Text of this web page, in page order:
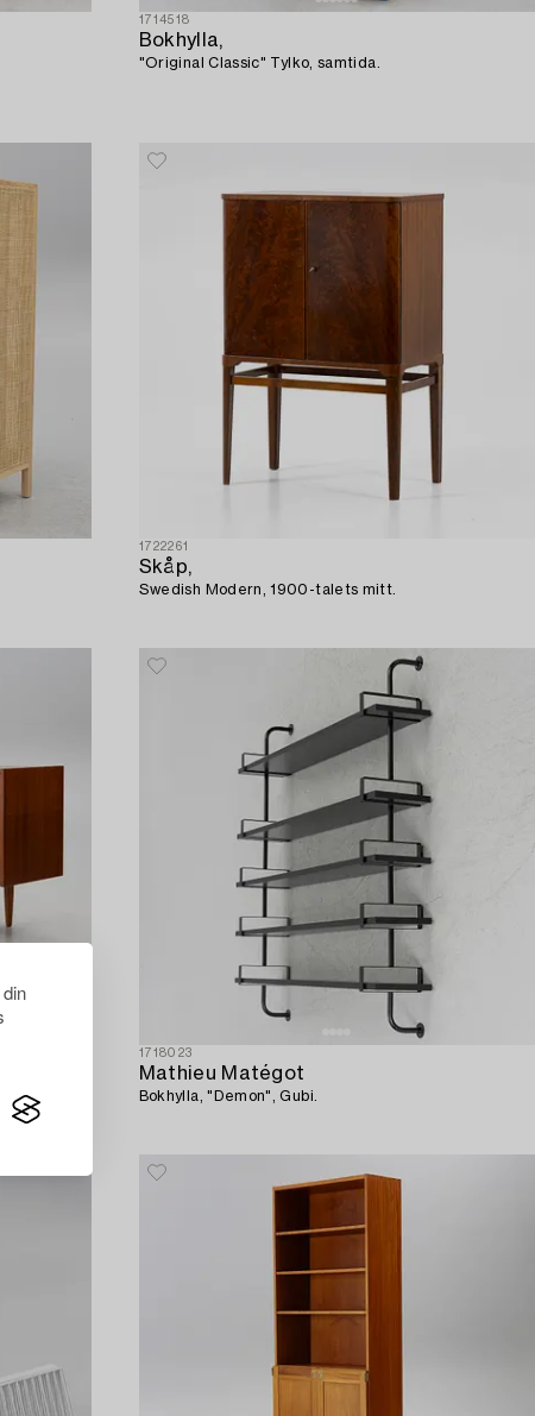
1714518
Bokhylla,
"Original Classic" Tylko, samtida.
1722261
Skåp,
Swedish Modern, 1900-talets mitt.
1718023
Mathieu Matégot
Bokhylla, "Demon", Gubi.